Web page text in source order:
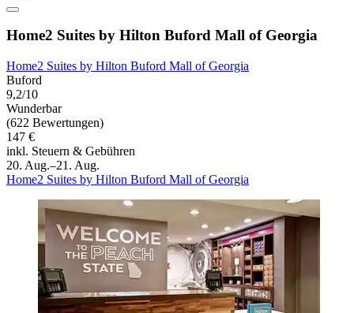
Home2 Suites by Hilton Buford Mall of Georgia
Home2 Suites by Hilton Buford Mall of Georgia
Buford
9,2/10
Wunderbar
(622 Bewertungen)
147 €
inkl. Steuern & Gebühren
20. Aug.–21. Aug.
Home2 Suites by Hilton Buford Mall of Georgia